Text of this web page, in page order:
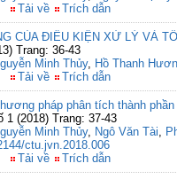
Tải về Trích dẫn
CỦA ĐIỀU KIỆN XỬ LÝ VÀ
Trang: 36-43
Minh Thủy, Hồ Thanh
Tải về Trích dẫn
pháp phân tích thành
1 (2018) Trang: 37-43
Minh Thủy, Ngô Văn Tài,
ctu.jvn.2018.006
Tải về Trích dẫn